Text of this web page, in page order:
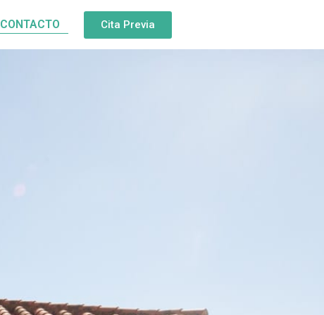
CONTACTO Cita Previa